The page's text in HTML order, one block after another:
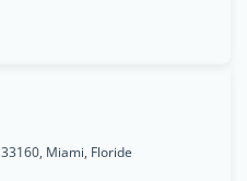
Miami, Floride